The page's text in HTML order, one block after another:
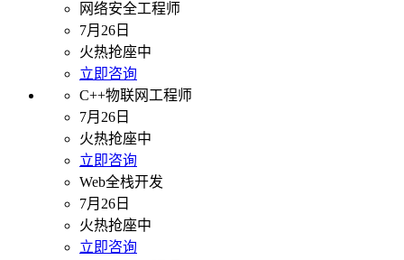
网络安全工程师
7月26日
火热抢座中
立即咨询
C++物联网工程师
7月26日
火热抢座中
立即咨询
Web全栈开发
7月26日
火热抢座中
立即咨询